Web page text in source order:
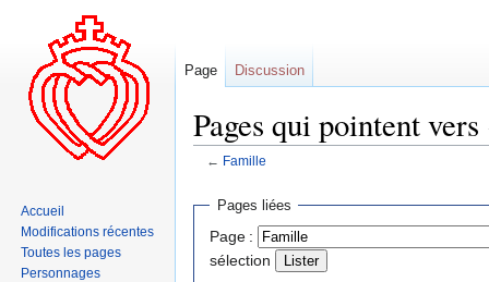
Pages qui pointent
← Famille
Aller
navigation
Aller
recherche
Pages liées
Page :
sélection
Page Discussion
Accueil
Modifications récentes
Toutes les pages
Personnages